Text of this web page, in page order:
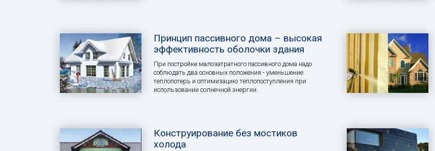
Принцип пассивного дома – высокая
эффективность оболочки здания
При постройке малозатратного пассивного дома надо
соблюдать два основных положения - уменьшение
теплопотерь и оптимизацию теплопоступления при
использовании солнечной энергии.
Конструирование без мостиков
холода